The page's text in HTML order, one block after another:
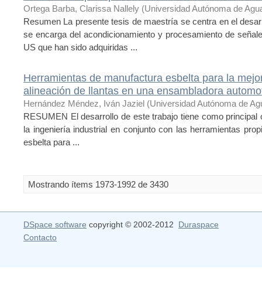
Ortega Barba, Clarissa Nallely (Universidad Autónoma de
Resumen La presente tesis de maestría se centra en el
se encarga del acondicionamiento y procesamiento de
US que han sido adquiridas ...
Herramientas de manufactura esbelta para la
alineación de llantas en una ensambladora
Hernández Méndez, Iván Jaziel (Universidad Autónoma de
RESUMEN El desarrollo de este trabajo tiene como
la ingeniería industrial en conjunto con las herramientas
esbelta para ...
Mostrando ítems 1973-1992 de 3430
DSpace software copyright © 2002-2012 Duraspace
Contacto